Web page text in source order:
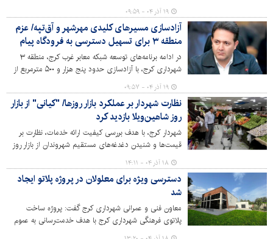
باش کامل هستند.
۱۹ آذر ۰۴ - ۰۹:۵۹
آزادسازی مسیرهای کلیدی مهرشهر و آق‌تپه/ عزم
منطقه ۳ برای تسهیل دسترسی به فرودگاه پیام
در ادامه برنامه‌های توسعه شبکه معابر غرب کرج، منطقه ۳
شهرداری کرج، با آزادسازی حدود پنج هزار و ۵۰۰ مترمربع از
اراضی در دو مسیر استراتژیک مهرشهر و آق‌تپه، گام مهمی در
رفع موانع ترافیکی و بهبود دسترسی ساکنان چندین منطقه به
فرودگاه پیام برداشت.
۱۹ آذر ۰۴ - ۰۹:۵۷
نظارت شهردار بر عملکرد بازار روزها/ "کیانی" از بازار
روز شاهین‌ویلا بازدید کرد
شهردار کرج، با هدف بررسی کیفیت ارائه خدمات، نظارت بر
قیمت‌ها و شنیدن دغدغه‌های مستقیم شهروندان از بازار روز
میوه و تره‌بار محله شاهین ویلا بازدید کرد.
۱۸ آذر ۰۴ - ۱۴:۱۱
دسترسی ویژه برای معلولان در پروژه پلاتو ایجاد
شد
معاون فنی و عمرانی شهرداری کرج گفت: پروژه ساخت
پلاتوی فرهنگی شهرداری کرج با هدف خدمت‌رسانی به عموم
مردم، به‌ویژه عزیزان دارای معلولیت احداث شده است.